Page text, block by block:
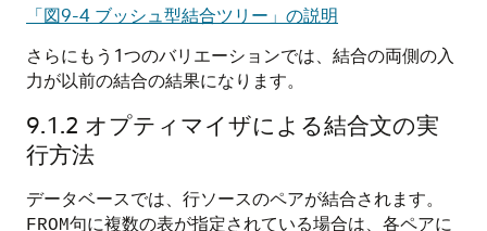
「図9-4 ブッシュ型結合ツリー」の説明
さらにもう1つのバリエーションでは、結合の両側の入
力が以前の結合の結果になります。
9.1.2 オプティマイザによる結合文の実
行方法
データベースでは、行ソースのペアが結合されます。
FROM句に複数の表が指定されている場合は、各ペアに